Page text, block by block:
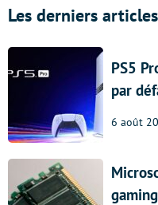
Les derniers articles
PS5
par
6 août